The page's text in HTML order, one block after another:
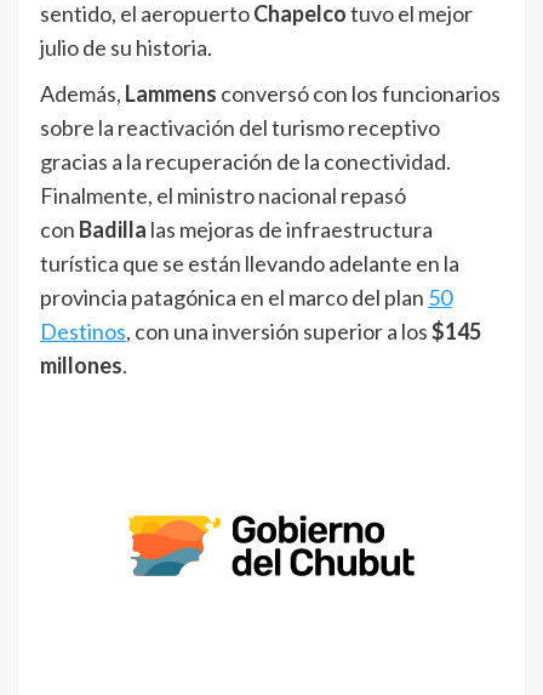
sentido, el aeropuertoChapelcotuvo el mejor
julio de su historia.
Además, Lammens conversó con los funcionarios
sobre la reactivación del turismo receptivo
gracias a la recuperación de la conectividad.
Finalmente, el ministro nacional repasó
con Badilla las mejoras de infraestructura
turística que se están llevando adelante en la
provincia patagónica en el marco del plan 50
Destinos, con una inversión superior a los$145
millones.